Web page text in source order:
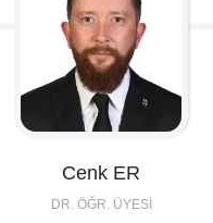
Cenk ER
DR. ÖĞR. ÜYESI